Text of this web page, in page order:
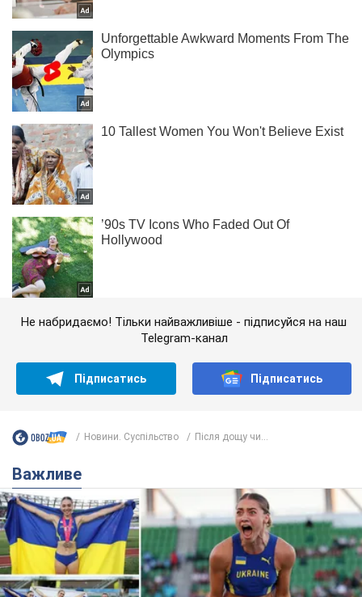
Не набридаємо! Тільки найважливіше - підписуйся на наш
Telegram-канал
Підписатись Підписатись
Новини. Суспільство Після дощу чи...
Важливе